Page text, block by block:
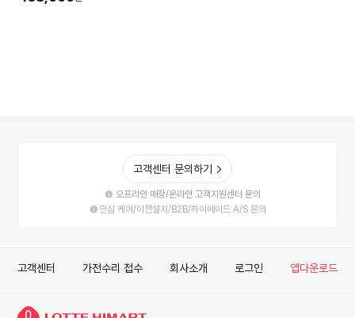
고객센터 문의하기
오프라인 매장/온라인 고객지원센터 문의
안심 케어/이전설치/B2B/하이메이드 A/S 문의
고객센터 가전수리 접수 회사소개 로그인 앱다운로드